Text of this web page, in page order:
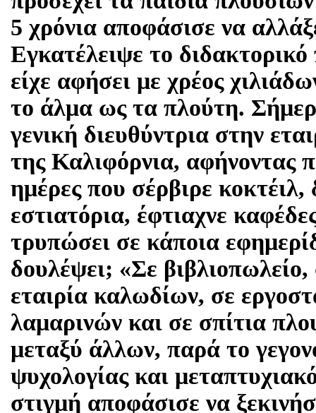
5 χρόνια αποφάσισε να
Εγκατέλειψε το
είχε αφήσει με χρέος
το άλμα ως τα πλούτη.
γενική διευθύντρια στην
της Καλιφόρνια, αφήνοντας
ημέρες που σέρβιρε
εστιατόρια, έφτιαχνε
τρυπώσει σε κάποια
δουλέψει; «Σε
εταιρία καλωδίων, σε
λαμαρινών και σε σπίτια
μεταξύ άλλων, παρά το
ψυχολογίας και
στιγμή αποφάσισε να